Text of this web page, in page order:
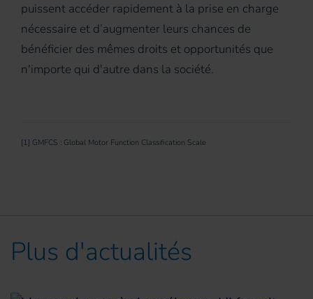
puissent accéder rapidement à la prise en charge
nécessaire et d’augmenter leurs chances de
bénéficier des mêmes droits et opportunités que
n'importe qui d'autre dans la société.
[1] GMFCS : Global Motor Function Classification Scale
Plus d'actualités